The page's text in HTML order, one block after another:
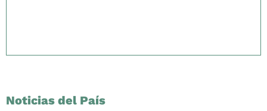
Noticias del País